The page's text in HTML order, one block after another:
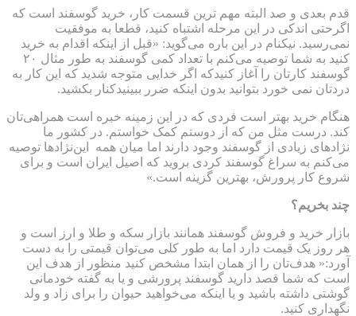
قدم بعدی و صد البته مهم ترین قسمت کار، خرید گوسفند است که
اگرحتی اندکی در این مرحله اشتباه کنید، قطعا به موفقیت
نمی‌رسید. نیکنام در این باره می‌گوید: «قبل از اینکه اقدام به خرید
کنید به شما توصیه می‌کنم با تعداد کمی گوسفند به طور مثال ۲۰
گوسفند کارتان را آغاز کنیدکه اگر خدایی متوجه شدید که این کار به
دردتان نمی خورد بتوانید بدون اینکه ضرر ببینیدکنار بکشید.
هنگام خرید بهتر است فردی که در این زمینه خبره است همراهی‌تان
کند. درست مثل من که از دوستم کمک خواستم. در کشور ما
نژادهای زیادی از گوسفند وجود دارند اما میان همه این‌نژادها توصیه
می‌کنم به سراغ گوسفند کردی بروید که اصیل ایران است و برای
شروع کار پرورش، بهترین گزینه است.»
چند بخریم؟
بازار خرید و فروش گوسفند همانند بازار سکه و طلا و ارز است و
هر روز یک قیمت دارد اما به طور کلی می‌توان قیمتی را به دست
آورد:« هدف‌تان را از همان ابتدا مشخص کنید منظور از هدف این
است که شما قصد دارید گوسفند پرورشی و یا به گفته خودمانی
گوشتی داشته باشید و یا اینکه می‌خواهید حیوان را برای زاد و ولد
نگهداری کنید.